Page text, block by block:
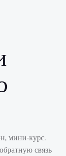
мини-курс.
связь